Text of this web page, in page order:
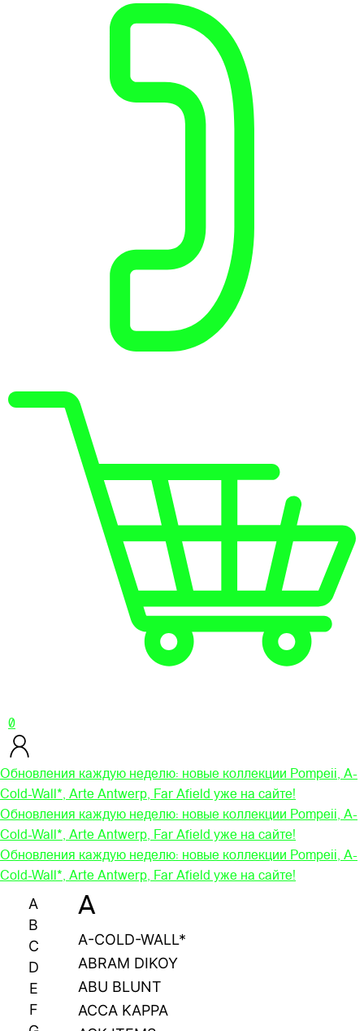
0
Обновления каждую неделю: новые коллекции Pompeii, A-
Cold-Wall*, Arte Antwerp, Far Afield уже на сайте!
Обновления каждую неделю: новые коллекции Pompeii, A-
Cold-Wall*, Arte Antwerp, Far Afield уже на сайте!
Обновления каждую неделю: новые коллекции Pompeii, A-
Cold-Wall*, Arte Antwerp, Far Afield уже на сайте!
A
B
C
D
E
F
A
A-COLD-WALL*
ABRAM DIKOY
ABU BLUNT
ACCA KAPPA